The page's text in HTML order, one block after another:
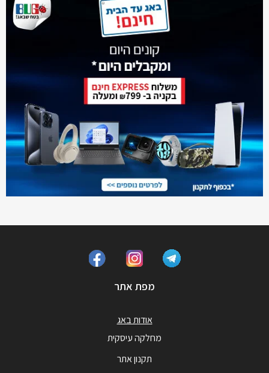
מפת אתר
אודות באג
מחלקה עיסקית
תקנון אתר